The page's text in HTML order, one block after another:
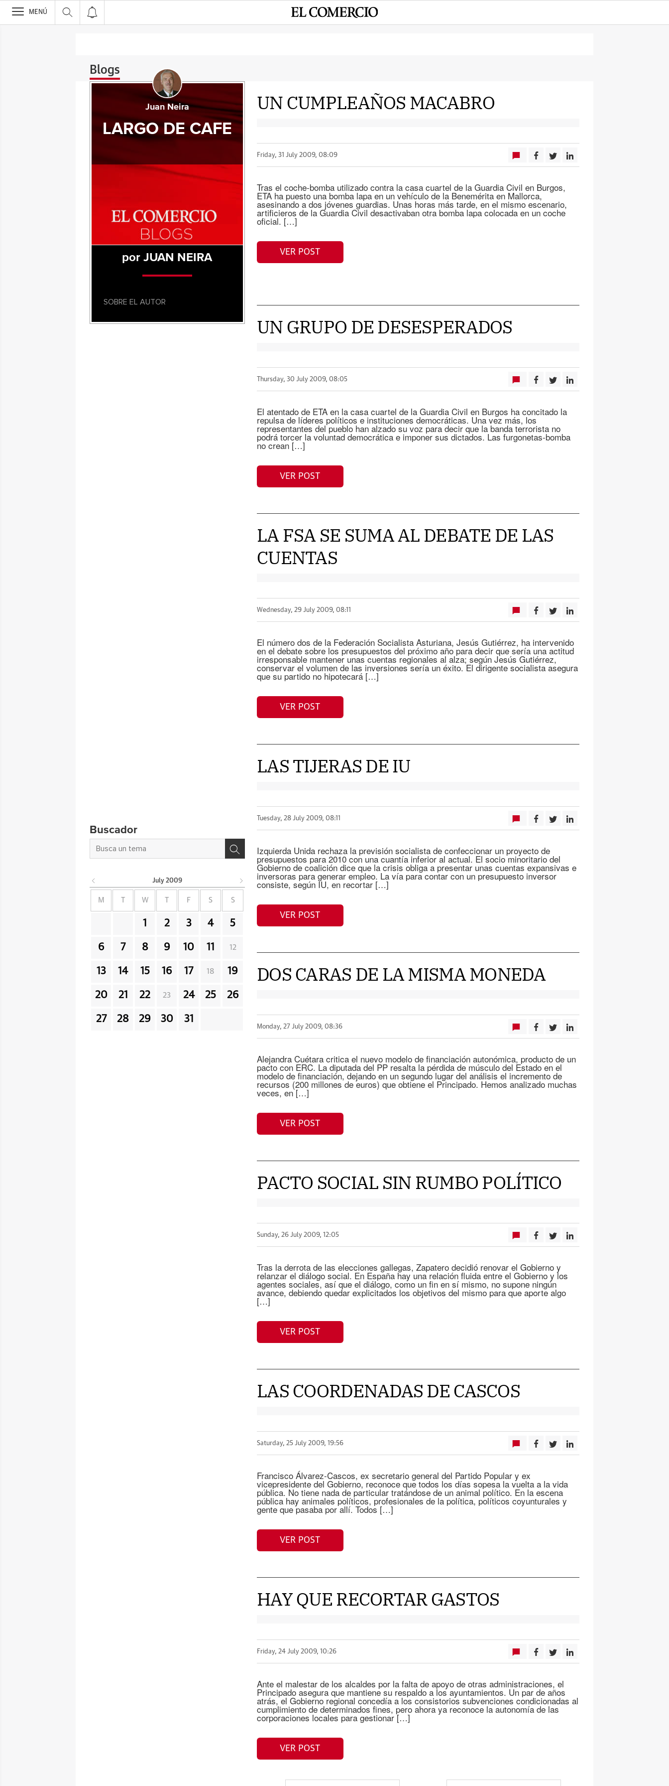
>
MENÚ
Blogs
UN CUMPLEAÑOS MACABRO
Friday, 31 July 2009, 08:09
Tras el coche-bomba utilizado contra la casa cuartel de la Guardia Civil en Burgos,
ETA ha puesto una bomba lapa en un vehículo de la Benemérita en Mallorca,
asesinando a dos jóvenes guardias. Unas horas más tarde, en el mismo escenario,
artificieros de la Guardia Civil desactivaban otra bomba lapa colocada en un coche
oficial. […]
VER POST
UN GRUPO DE DESESPERADOS
Thursday, 30 July 2009, 08:05
El atentado de ETA en la casa cuartel de la Guardia Civil en Burgos ha concitado la
repulsa de líderes políticos e instituciones democráticas. Una vez más, los
representantes del pueblo han alzado su voz para decir que la banda terrorista no
podrá torcer la voluntad democrática e imponer sus dictados. Las furgonetas-bomba
no crean […]
VER POST
LA FSA SE SUMA AL DEBATE DE LAS
CUENTAS
Wednesday, 29 July 2009, 08:11
El número dos de la Federación Socialista Asturiana, Jesús Gutiérrez, ha intervenido
en el debate sobre los presupuestos del próximo año para decir que sería una actitud
irresponsable mantener unas cuentas regionales al alza; según Jesús Gutiérrez,
conservar el volumen de las inversiones sería un éxito. El dirigente socialista asegura
que su partido no hipotecará […]
VER POST
LAS TIJERAS DE IU
Tuesday, 28 July 2009, 08:11
Izquierda Unida rechaza la previsión socialista de confeccionar un proyecto de
presupuestos para 2010 con una cuantía inferior al actual. El socio minoritario del
Gobierno de coalición dice que la crisis obliga a presentar unas cuentas expansivas e
inversoras para generar empleo. La vía para contar con un presupuesto inversor
consiste, según IU, en recortar […]
VER POST
DOS CARAS DE LA MISMA MONEDA
Monday, 27 July 2009, 08:36
Alejandra Cuétara critica el nuevo modelo de financiación autonómica, producto de un
pacto con ERC. La diputada del PP resalta la pérdida de músculo del Estado en el
modelo de financiación, dejando en un segundo lugar del análisis el incremento de
recursos (200 millones de euros) que obtiene el Principado. Hemos analizado muchas
veces, en […]
VER POST
PACTO SOCIAL SIN RUMBO POLÍTICO
Sunday, 26 July 2009, 12:05
Tras la derrota de las elecciones gallegas, Zapatero decidió renovar el Gobierno y
relanzar el diálogo social. En España hay una relación fluida entre el Gobierno y los
agentes sociales, así que el diálogo, como un fin en sí mismo, no supone ningún
avance, debiendo quedar explicitados los objetivos del mismo para que aporte algo
[…]
VER POST
LAS COORDENADAS DE CASCOS
Saturday, 25 July 2009, 19:56
Francisco Álvarez-Cascos, ex secretario general del Partido Popular y ex
vicepresidente del Gobierno, reconoce que todos los días sopesa la vuelta a la vida
pública. No tiene nada de particular tratándose de un animal político. En la escena
pública hay animales políticos, profesionales de la política, políticos coyunturales y
gente que pasaba por allí. Todos […]
VER POST
HAY QUE RECORTAR GASTOS
Friday, 24 July 2009, 10:26
Ante el malestar de los alcaldes por la falta de apoyo de otras administraciones, el
Principado asegura que mantiene su respaldo a los ayuntamientos. Un par de años
atrás, el Gobierno regional concedía a los consistorios subvenciones condicionadas al
cumplimiento de determinados fines, pero ahora ya reconoce la autonomía de las
corporaciones locales para gestionar […]
VER POST
Juan Neira
LARGO DE CAFE
por JUAN NEIRA
SOBRE EL AUTOR
Buscador
July 2009
M W F S S
1 2 3 4 5
6 7 8 9 10 11 12
13 14 15 16 17 18 19
20 21 22 23 24 25 26
27 28 29 30 31